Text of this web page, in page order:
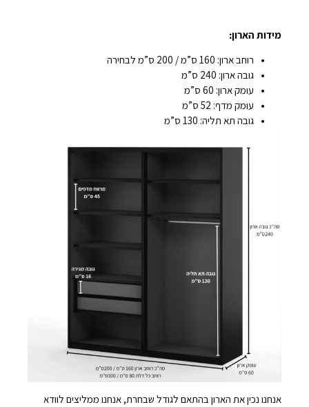
מידות הארון:
רוחב ארון: 160 ס”מ / 200 ס”מ לבחירה
גובה ארון: 240 ס”מ
עומק ארון: 60 ס”מ
עומק מדף: 52 ס”מ
גובה תא תליה: 130 ס”מ
אנחנו נכין את הארון בהתאם לגודל שבחרת, אנחנו ממליצים לוודא